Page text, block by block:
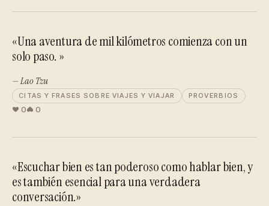
«Una aventura de mil kilómetros comienza con un
solo paso. »
— Lao Tzu
CITAS Y FRASES SOBRE VIAJES Y VIAJAR PROVERBIOS
0 0
«Escuchar bien es tan poderoso como hablar bien, y
es también esencial para una verdadera
conversación.»